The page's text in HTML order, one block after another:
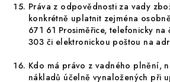
Práva z odpovědnosti za vady
konkrétně uplatnit zejména
671 61 Prosiměřice, telefonicky
303 či elektronickou poštou na
Kdo má právo z vadného plnění,
nákladů účelně vynaložených při